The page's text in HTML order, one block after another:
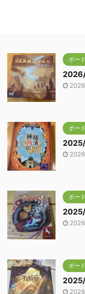
ボー
ボー
ボー
ボー